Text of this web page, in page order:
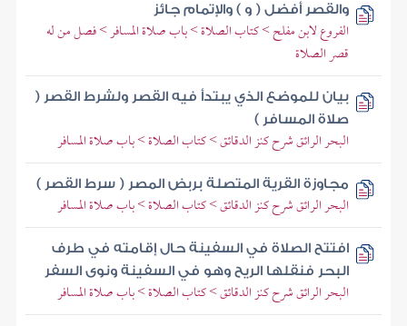
والقصر أفضل ( و ) والإتمام جائز
الفروع لابن مفلح > كتاب الصلاة > باب صلاة المسافر > فصل من له
قصر الصلاة
بيان للموضع الذي يبتدأ فيه القصر ولشرط القصر (
صلاة المسافر )
البحر الرائق شرح كنز الدقائق > كتاب الصلاة > باب صلاة المسافر
مجاوزة القرية المتصلة بربض المصر ( سرط القصر )
البحر الرائق شرح كنز الدقائق > كتاب الصلاة > باب صلاة المسافر
افتتح الصلاة في السفينة حال إقامته في طرف
البحر فنقلها الريح وهو في السفينة ونوى السفر
البحر الرائق شرح كنز الدقائق > كتاب الصلاة > باب صلاة المسافر